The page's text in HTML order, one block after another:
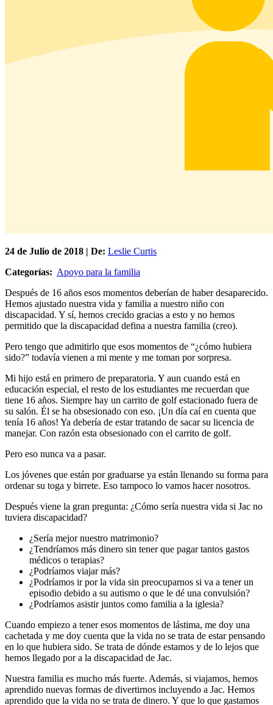
24 de Julio de 2018 | De: Leslie Curtis
Categorías: Apoyo para la familia
Después de 16 años esos momentos deberían de haber desaparecido.
Hemos ajustado nuestra vida y familia a nuestro niño con
discapacidad. Y sí, hemos crecido gracias a esto y no hemos
permitido que la discapacidad defina a nuestra familia (creo).
Pero tengo que admitirlo que esos momentos de “¿cómo hubiera
sido?” todavía vienen a mi mente y me toman por sorpresa.
Mi hijo está en primero de preparatoria. Y aun cuando está en
educación especial, el resto de los estudiantes me recuerdan que
tiene 16 años. Siempre hay un carrito de golf estacionado fuera de
su salón. Él se ha obsesionado con eso. ¡Un día caí en cuenta que
tenía 16 años! Ya debería de estar tratando de sacar su licencia de
manejar. Con razón esta obsesionado con el carrito de golf.
Pero eso nunca va a pasar.
Los jóvenes que están por graduarse ya están llenando su forma para
ordenar su toga y birrete. Eso tampoco lo vamos hacer nosotros.
Después viene la gran pregunta: ¿Cómo sería nuestra vida si Jac no
tuviera discapacidad?
¿Sería mejor nuestro matrimonio?
¿Tendríamos más dinero sin tener que pagar tantos gastos
médicos o terapias?
¿Podríamos viajar más?
¿Podríamos ir por la vida sin preocuparnos si va a tener un
episodio debido a su autismo o que le dé una convulsión?
¿Podríamos asistir juntos como familia a la iglesia?
Cuando empiezo a tener esos momentos de lástima, me doy una
cachetada y me doy cuenta que la vida no se trata de estar pensando
en lo que hubiera sido. Se trata de dónde estamos y de lo lejos que
hemos llegado por a la discapacidad de Jac.
Nuestra familia es mucho más fuerte. Además, si viajamos, hemos
aprendido nuevas formas de divertirnos incluyendo a Jac. Hemos
aprendido que la vida no se trata de dinero. Y que lo que gastamos